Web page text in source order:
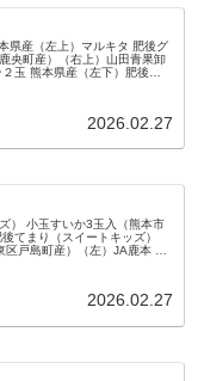
県産（左上）マルキタ 肥後グ
央町産）（右上）山田青果卸
玉 熊本県産（左下）肥後グ
2026.02.27
） 小玉すいか3玉入（熊本市
てまり（スイートキッズ）
戸島町産）（左）JA鹿本 立
2026.02.27